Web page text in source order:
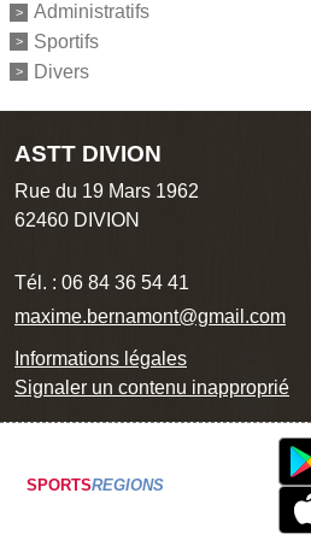
Administratifs
Sportifs
Divers
ASTT DIVION
Rue du 19 Mars 1962
62460 DIVION
Tél. : 06 84 36 54 41
maxime.bernamont@gmail.com
Informations légales
Signaler un contenu inapproprié
SPORTSREGIONS